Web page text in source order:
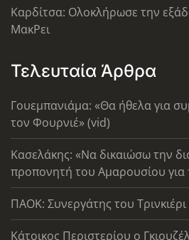
Καρδίτσα: Ολοκλήρωσε την
ΜακΡει
Τελευταία Άρθρα
Γουεμπανιάμα: «Θα ήθελα για
τον Φουρνιέ» (vid)
Κασελάκης: «Να δικαιώσω την
προπονητή του Αμαρουσίου για
ΠΑΟΚ: Συνεργάτης του
Κάτοικος Περιστερίου ο